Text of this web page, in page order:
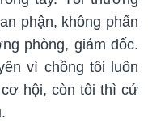
phận, không phấn
phòng, giám đốc.
vì chồng tôi luôn
hội, còn tôi thì cứ